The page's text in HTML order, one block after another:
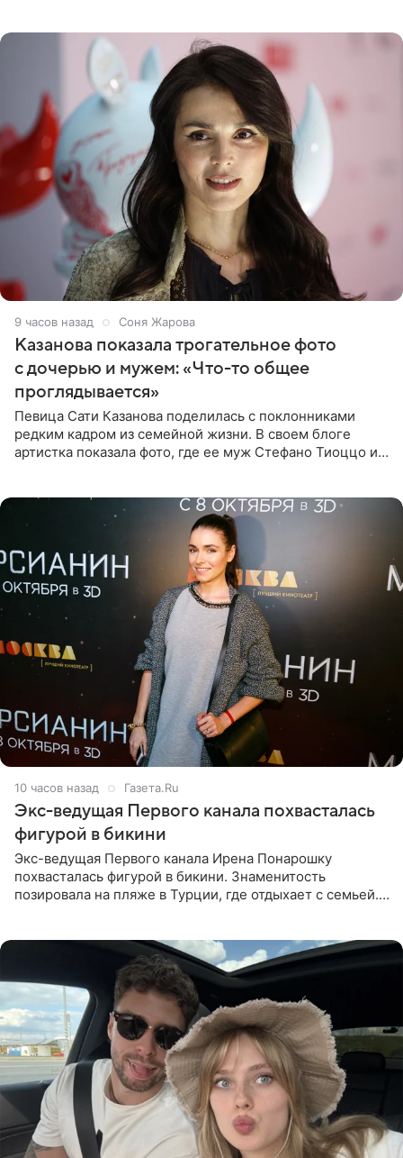
9 часов назад Соня Жарова
Казанова показала трогательное фото
с дочерью и мужем: «Что-то общее
проглядывается»
Певица Сати Казанова поделилась с поклонниками
редким кадром из семейной жизни. В своем блоге
артистка показала фото, где ее муж Стефано Тиоццо и
10 часов назад Газета.Ru
Экс-ведущая Первого канала похвасталась
фигурой в бикини
Экс-ведущая Первого канала Ирена Понарошку
похвасталась фигурой в бикини. Знаменитость
позировала на пляже в Турции, где отдыхает с семьей.